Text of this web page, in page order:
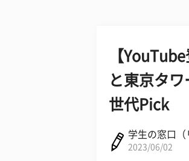
【
と東京タ
世代Pick
学生の窓口（
2023/06/02